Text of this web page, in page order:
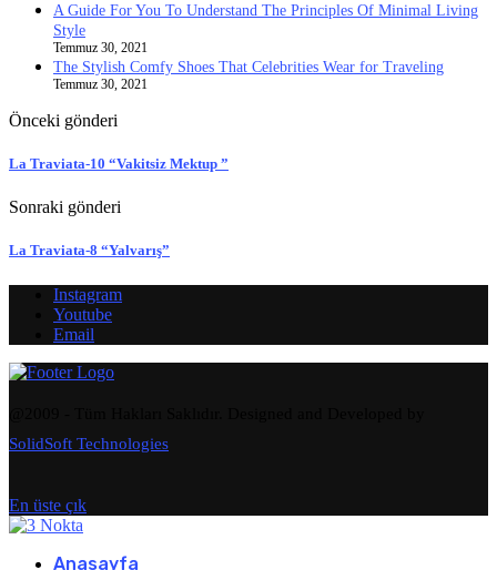
A Guide For You To Understand The Principles Of Minimal Living
Style
Temmuz 30, 2021
The Stylish Comfy Shoes That Celebrities Wear for Traveling
Temmuz 30, 2021
Önceki gönderi
La Traviata-10 “Vakitsiz Mektup ”
Sonraki gönderi
La Traviata-8 “Yalvarış”
Instagram
Youtube
Email
SolidSoft Technologies
En üste çık
Anasayfa